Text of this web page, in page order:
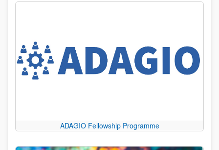
ADAGIO Fellowship Programme